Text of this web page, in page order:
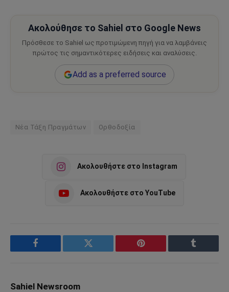
Ακολούθησε το Sahiel στο Google News
Πρόσθεσε το Sahiel ως προτιμώμενη πηγή για να λαμβάνεις
πρώτος τις σημαντικότερες ειδήσεις και αναλύσεις.
Add as a preferred source
Νέα Τάξη Πραγμάτων Ορθοδοξία
Ακολουθήστε στο Instagram
Ακολουθήστε στο YouTube
Facebook Twitter Pinterest Tumblr
Sahiel Newsroom